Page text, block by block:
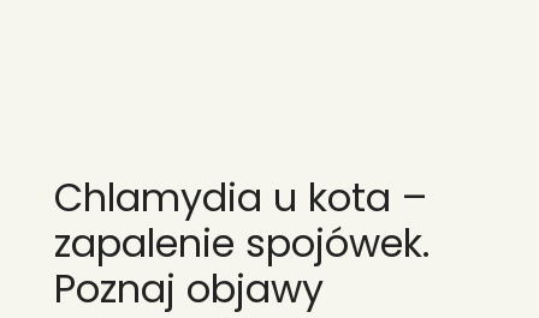
Chlamydia u kota –
zapalenie spojówek.
Poznaj objawy